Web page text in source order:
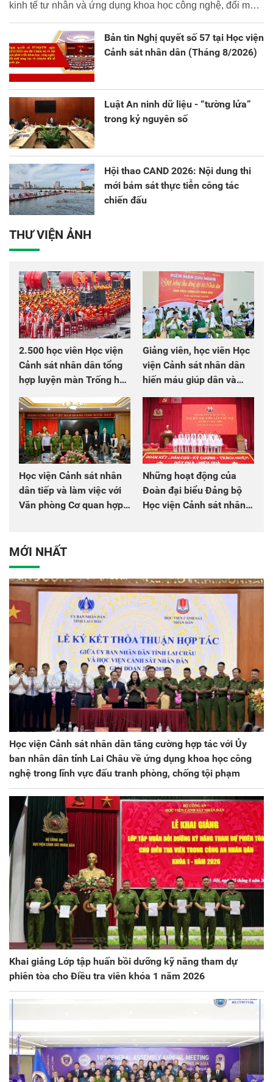
kinh tế tư nhân và ứng dụng khoa học công nghệ, đổi mới
Bản tin Nghị quyết số 57 tại Học viện
Cảnh sát nhân dân (Tháng 8/2026)
Luật An ninh dữ liệu - “tường lửa”
trong kỷ nguyên số
Hội thao CAND 2026: Nội dung thi
mới bám sát thực tiễn công tác
chiến đấu
THƯ VIỆN ẢNH
2.500 học viên Học viện
Cảnh sát nhân dân tổng
hợp luyện màn Trống hội
Giảng viên, học viên Học
viện Cảnh sát nhân dân
hiến máu giúp dân và
Học viện Cảnh sát nhân
dân tiếp và làm việc với
Văn phòng Cơ quan hợp
Những hoạt động của
Đoàn đại biểu Đảng bộ
Học viện Cảnh sát nhân
MỚI NHẤT
Học viện Cảnh sát nhân dân tăng cường hợp tác với Ủy
ban nhân dân tỉnh Lai Châu về ứng dụng khoa học công
nghệ trong lĩnh vực đấu tranh phòng, chống tội phạm
Khai giảng Lớp tập huấn bồi dưỡng kỹ năng tham dự
phiên tòa cho Điều tra viên khóa 1 năm 2026